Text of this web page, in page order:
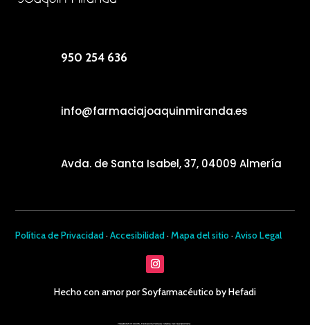
950 254 636
info@farmaciajoaquinmiranda.es
Avda. de Santa Isabel, 37, 04009 Almería
Política de Privacidad·Accesibilidad·Mapa del sitio ·Aviso Legal
Hecho con amor por Soyfarmacéutico by Hefadi